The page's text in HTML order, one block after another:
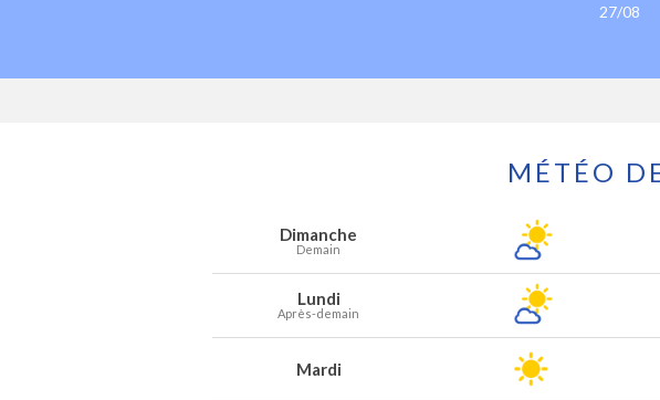
27/08
MÉTÉO
Prévisions météo à Kortemark pour les 7 prochains jours
Météo Températures Précipitations
Dimanche
Demain
Lundi
Après-demain
Mardi